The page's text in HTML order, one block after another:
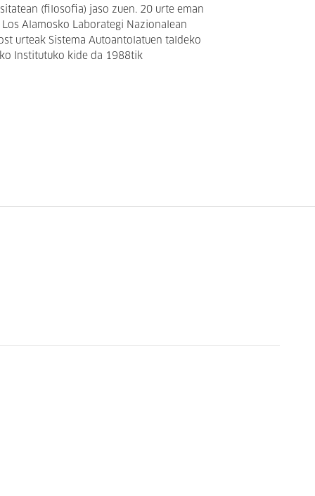
(filosofia) jaso zuen. 20 urte eman
Alamosko Laborategi Nazionalean
urteak Sistema Autoantolatuen taldeko
Institutuko kide da 1988tik